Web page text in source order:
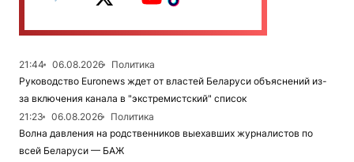
21:44 06.08.2026
Политика
Руководство Euronews ждет от властей Беларуси объяснений из-
за включения канала в "экстремистский" список
21:23
06.08.2026
Политика
Волна давления на родственников выехавших журналистов по
всей Беларуси — БАЖ